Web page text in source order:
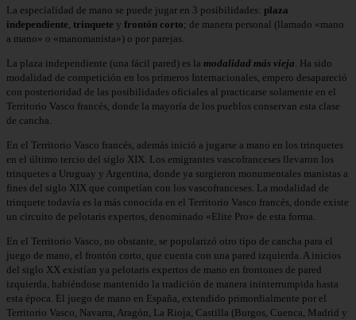
La especialidad de mano se puede jugar en 3 posibilidades: plaza
independiente, trinquete y frontón corto; de manera personal (llamado «mano
a mano» o «manomanista») o por parejas.
La plaza independiente (una fácil pared) es la modalidad más vieja. Ha sido
modalidad de competición en los primeros Internacionales, empero desapareció
con posterioridad de las posibilidades oficiales al practicarse solamente en el
Territorio Vasco francés, donde la mayoría de los pueblos conservan esta clase
de cancha.
En el Territorio Vasco francés, además inició a jugarse a mano en los trinquetes
en el último tercio del siglo XIX. Los emigrantes vascofranceses llevaron los
trinquetes a Uruguay y Argentina, donde ya surgieron monumentales manistas a
fines del siglo XIX que competían con los vascofranceses. La modalidad de
trinquete todavía es la más conocida en el Territorio Vasco francés, donde existe
un circuito de pelotaris expertos, denominado «Elite Pro» de esta forma.
En el Territorio Vasco, no obstante, se popularizó otro tipo de cancha para el
juego de mano, el frontón corto, que cuenta con una pared izquierda. A inicios
del siglo XX existían ya pelotaris expertos de mano en frontones de pared
izquierda, habiéndose mantenido la tradición de manera ininterrumpida hasta
esta época. El juego de mano en España, extendido primordialmente por el
Territorio Vasco, Navarra, Aragón, La Rioja, Castilla (Burgos, Cuenca, Madrid y